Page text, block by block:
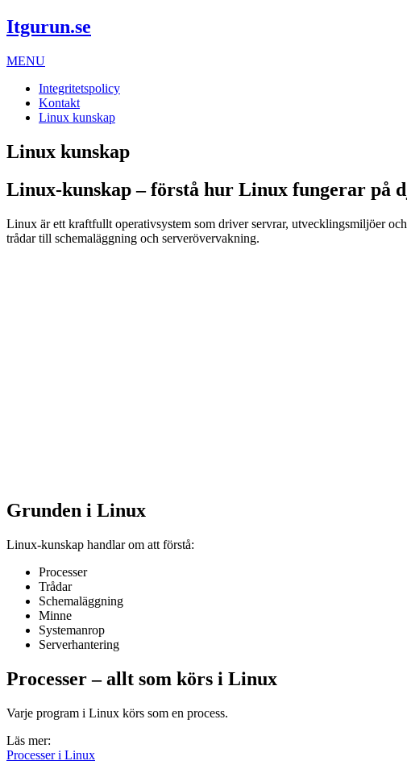
Itgurun.se
MENU
Integritetspolicy
Kontakt
Linux kunskap
Linux kunskap
Linux-kunskap – förstå hur Linux fungerar på
Linux är ett kraftfullt operativsystem som driver servrar, utvecklingsmiljöer
trådar till schemaläggning och serverövervakning.
Grunden i Linux
Linux-kunskap handlar om att förstå:
Processer
Trådar
Schemaläggning
Minne
Systemanrop
Serverhantering
Processer – allt som körs i Linux
Varje program i Linux körs som en process.
Läs mer:
Processer i Linux